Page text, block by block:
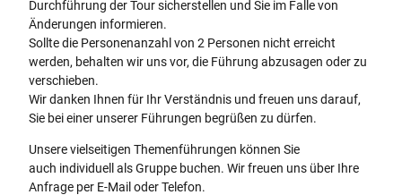
Durchführung der Tour sicherstellen und Sie im Falle von
Änderungen informieren.
Sollte die Personenanzahl von 2 Personen nicht erreicht
werden, behalten wir uns vor, die Führung abzusagen oder zu
verschieben.
Wir danken Ihnen für Ihr Verständnis und freuen uns darauf,
Sie bei einer unserer Führungen begrüßen zu dürfen.
Unsere vielseitigen Themenführungen können Sie
auch individuell als Gruppe buchen. Wir freuen uns über Ihre
Anfrage per E-Mail oder Telefon.